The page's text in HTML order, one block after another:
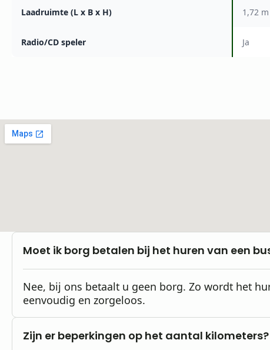
Laadruimte (L x B x H) 1,72
Radio/CD speler Ja
Moet ik borg betalen bij het huren van een
Nee, bij ons betaalt u geen borg. Zo wordt het
eenvoudig en zorgeloos.
Zijn er beperkingen op het aantal kilometers?